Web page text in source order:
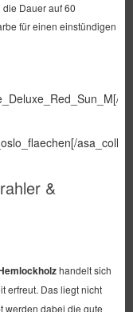
Dauer auf 60
für einen einstündigen
&
handelt sich
erfreut. Das liegt nicht
werden dabei die gute